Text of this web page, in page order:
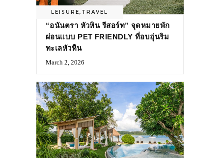
LEISURE, TRAVEL
“อนันตรา หัวหิน รีสอร์ท” จุดหมายพัก
ผ่อนแบบ PET FRIENDLY ที่อบอุ่นริม
ทะเลหัวหิน
March 2, 2026